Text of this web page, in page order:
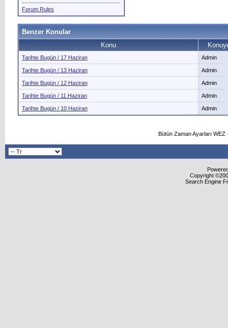
Forum Rules
Benzer Konular
Konu
Tarihte Bugün / 17 Haziran Admin
Tarihte Bugün / 13 Haziran Admin
Tarihte Bugün / 12 Haziran Admin
Tarihte Bugün / 11 Haziran Admin
Tarihte Bugün / 10 Haziran Admin
Bütün Zaman Ayarları
Copyright
Search Engine